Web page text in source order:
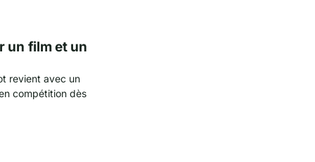
un film et un
revient avec un
compétition dès